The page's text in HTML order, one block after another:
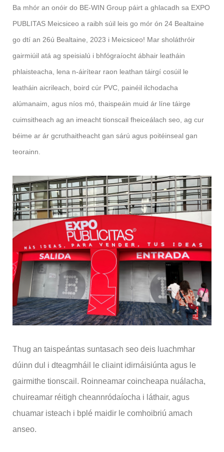
Ba mhór an onóir do BE-WIN Group páirt a ghlacadh sa EXPO
PUBLITAS Meicsiceo a raibh súil leis go mór ón 24 Bealtaine
go dtí an 26ú Bealtaine, 2023 i Meicsiceo! Mar sholáthróir
gairmiúil atá ag speisialú i bhfógraíocht ábhair leatháin
phlaisteacha, lena n-áirítear raon leathan táirgí cosúil le
leatháin aicrileach, boird cúr PVC, painéil ilchodacha
alúmanaim, agus níos mó, thaispeáin muid ár líne táirge
cuimsitheach ag an imeacht tionscail fheiceálach seo, ag cur
béime ar ár gcruthaitheacht gan sárú agus poitéinseal gan
teorainn.
Thug an taispeántas suntasach seo deis luachmhar
dúinn dul i dteagmháil le cliaint idirnáisiúnta agus le
gairmithe tionscail. Roinneamar coincheapa nuálacha,
chuireamar réitigh cheannródaíocha i láthair, agus
chuamar isteach i bplé maidir le comhoibriú amach
anseo.